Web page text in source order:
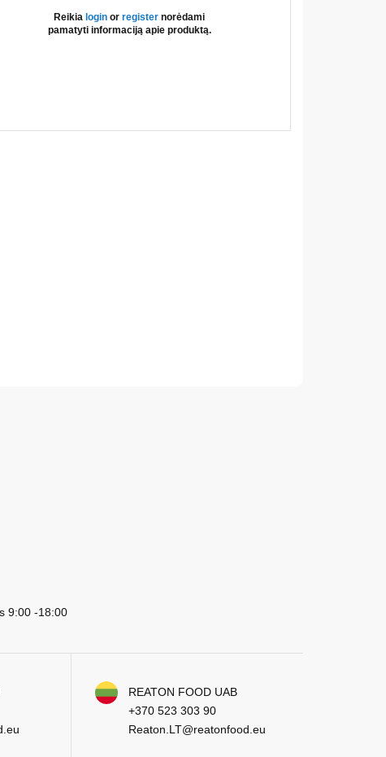
Reikia login orregister norėdami
pamatyti informaciją apie produktą.
9:00 -18:00
REATON FOOD UAB
+370 523 303 90
Reaton.LT@reatonfood.eu